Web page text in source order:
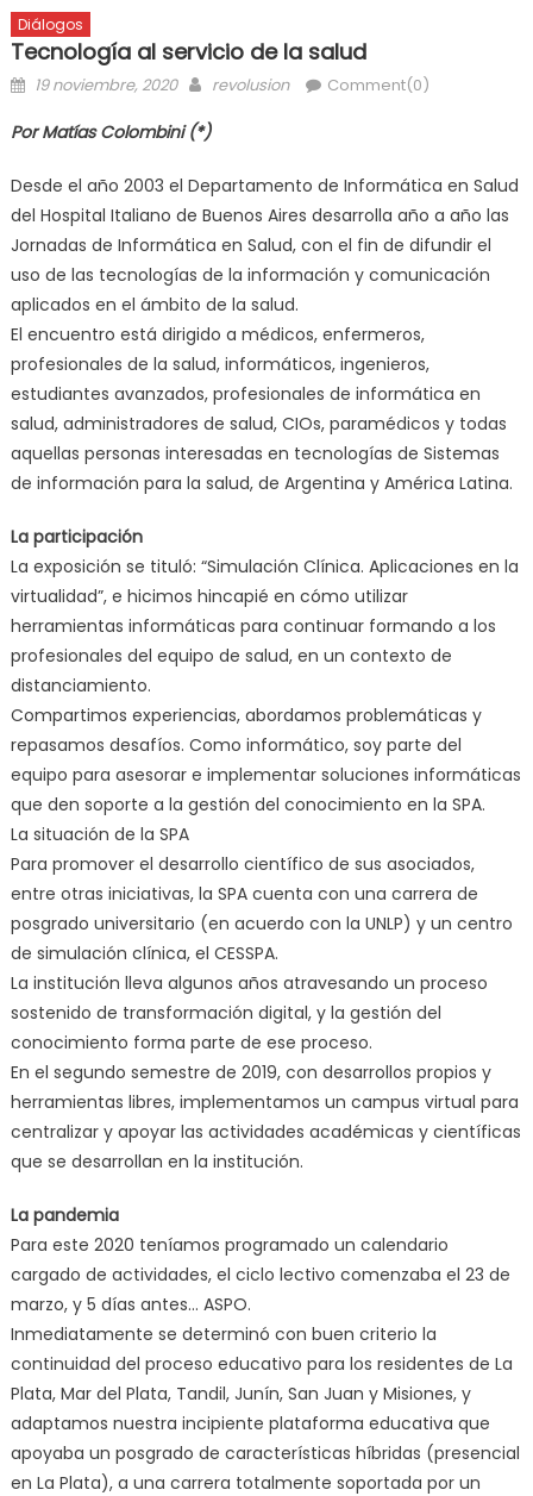
Diálogos
Tecnología al servicio de la salud
19 noviembre, 2020 revolusion Comment(0)
Por Matías Colombini (*)
Desde el año 2003 el Departamento de Informática en Salud
del Hospital Italiano de Buenos Aires desarrolla año a año las
Jornadas de Informática en Salud, con el fin de difundir el
uso de las tecnologías de la información y comunicación
aplicados en el ámbito de la salud.
El encuentro está dirigido a médicos, enfermeros,
profesionales de la salud, informáticos, ingenieros,
estudiantes avanzados, profesionales de informática en
salud, administradores de salud, CIOs, paramédicos y todas
aquellas personas interesadas en tecnologías de Sistemas
de información para la salud, de Argentina y América Latina.
La participación
La exposición se tituló: “Simulación Clínica. Aplicaciones en la
virtualidad”, e hicimos hincapié en cómo utilizar
herramientas informáticas para continuar formando a los
profesionales del equipo de salud, en un contexto de
distanciamiento.
Compartimos experiencias, abordamos problemáticas y
repasamos desafíos. Como informático, soy parte del
equipo para asesorar e implementar soluciones informáticas
que den soporte a la gestión del conocimiento en la SPA.
La situación de la SPA
Para promover el desarrollo científico de sus asociados,
entre otras iniciativas, la SPA cuenta con una carrera de
posgrado universitario (en acuerdo con la UNLP) y un centro
de simulación clínica, el CESSPA.
La institución lleva algunos años atravesando un proceso
sostenido de transformación digital, y la gestión del
conocimiento forma parte de ese proceso.
En el segundo semestre de 2019, con desarrollos propios y
herramientas libres, implementamos un campus virtual para
centralizar y apoyar las actividades académicas y científicas
que se desarrollan en la institución.
La pandemia
Para este 2020 teníamos programado un calendario
cargado de actividades, el ciclo lectivo comenzaba el 23 de
marzo, y 5 días antes… ASPO.
Inmediatamente se determinó con buen criterio la
continuidad del proceso educativo para los residentes de La
Plata, Mar del Plata, Tandil, Junín, San Juan y Misiones, y
adaptamos nuestra incipiente plataforma educativa que
apoyaba un posgrado de características híbridas (presencial
en La Plata), a una carrera totalmente soportada por un